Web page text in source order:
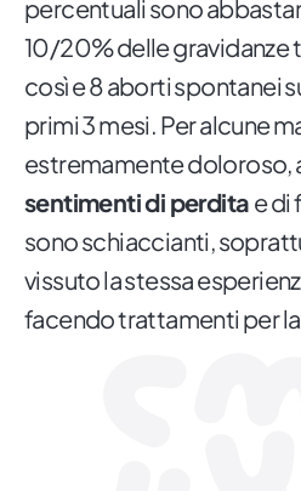
percentuali sono
10/20% delle gravidanze
così e 8 aborti spontanei
primi 3 mesi. Per alcune
estremamente doloroso,
sentimenti di perdita e di
sono schiaccianti,
vissuto la stessa
facendo trattamenti per